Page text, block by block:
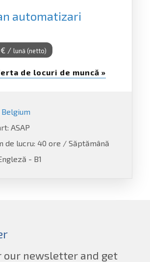
automatizari
€ / lună (netto)
de locuri de muncă »
Belgium
ASAP
de lucru: 40 ore / Săptămână
- B1
our newsletter and get